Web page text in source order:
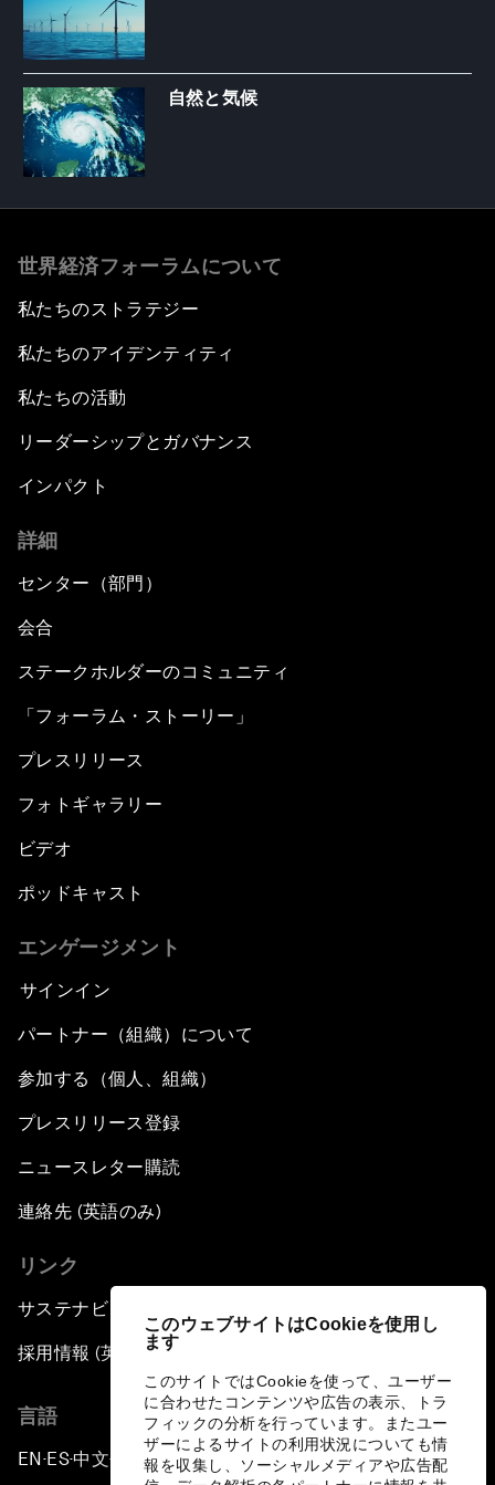
このウェブサイトはCookieを使用し
ます
このサイトではCookieを使って、ユーザー
に合わせたコンテンツや広告の表示、トラ
フィックの分析を行っています。またユー
ザーによるサイトの利用状況についても情
報を収集し、ソーシャルメディアや広告配
自然と気候
世界経済フォーラムについて
私たちのストラテジー
私たちのアイデンティティ
私たちの活動
リーダーシップとガバナンス
インパクト
詳細
センター（部門）
会合
ステークホルダーのコミュニティ
「フォーラム・ストーリー」
プレスリリース
フォトギャラリー
ビデオ
ポッドキャスト
エンゲージメント
サインイン
パートナー（組織）について
参加する（個人、組織）
プレスリリース登録
ニュースレター購読
連絡先 (英語のみ)
リンク
サステナビリティへの取り組み
採用情報 (英語のみ)
言語
EN ▪ ES▪中文▪ 日本語